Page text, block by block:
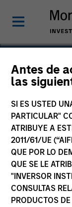
Antes de
las
SI ES USTED
PARTICULAR"
ATRIBUYE A
2011/61/UE
QUE POR LO
QUE SE LE
"INVERSOR
CONSULTAS
PRODUCTOS
David
Executive